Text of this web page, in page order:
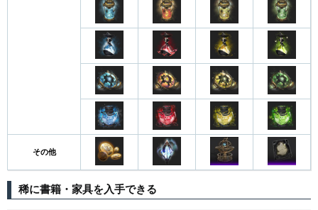
その他
稀に書籍・家具を入手できる